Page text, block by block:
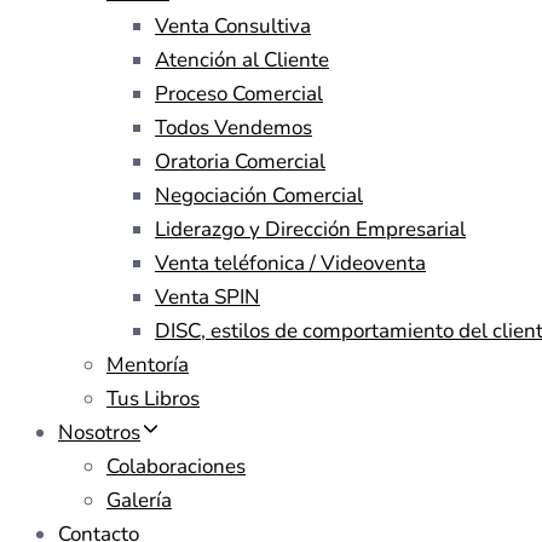
Venta Consultiva
Atención al Cliente
Proceso Comercial
Todos Vendemos
Oratoria Comercial
Negociación Comercial
Liderazgo y Dirección Empresarial
Venta teléfonica / Videoventa
Venta SPIN
DISC, estilos de comportamiento del
Mentoría
Tus Libros
Nosotros
Colaboraciones
Galería
Contacto